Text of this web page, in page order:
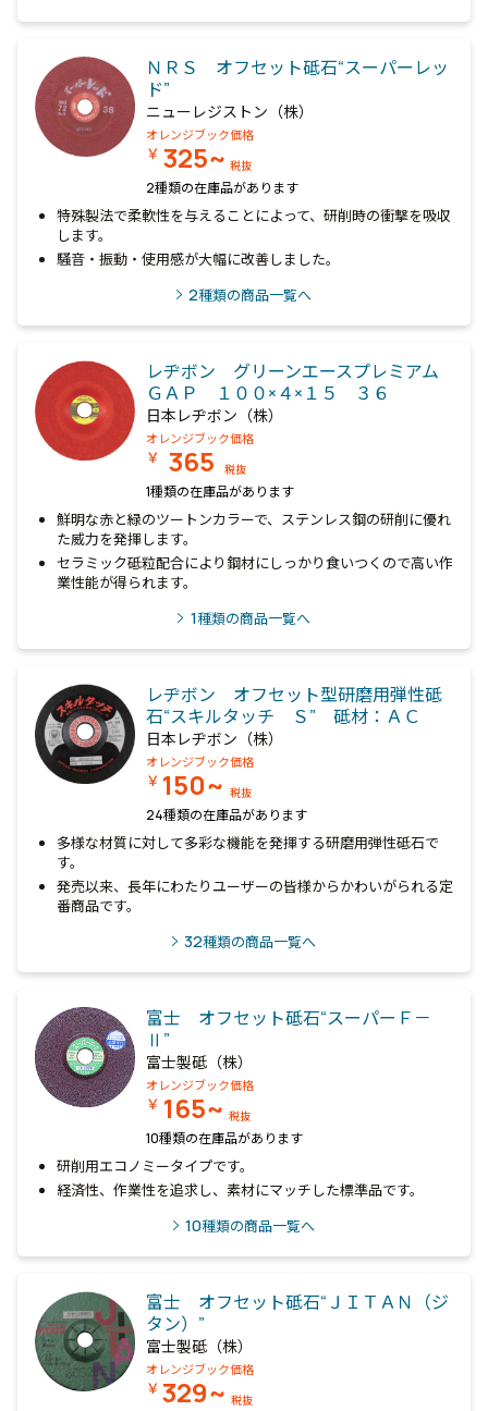
ＮＲＳ オフセット砥石“スーパーレッ
ド”
ニューレジストン（株）
オレンジブック価格
￥ 325~ 税抜
2種類の在庫品があります
特殊製法で柔軟性を与えることによって、研削時の衝撃を吸収
します。
騒音・振動・使用感が大幅に改善しました。
2種類の商品一覧へ
レヂボン グリーンエースプレミアム
ＧＡＰ １００×４×１５ ３６
日本レヂボン（株）
オレンジブック価格
￥ 365 税抜
1種類の在庫品があります
鮮明な赤と緑のツートンカラーで、ステンレス鋼の研削に優れ
た威力を発揮します。
セラミック砥粒配合により鋼材にしっかり食いつくので高い作
業性能が得られます。
1種類の商品一覧へ
レヂボン オフセット型研磨用弾性砥
石“スキルタッチ Ｓ” 砥材：ＡＣ
日本レヂボン（株）
オレンジブック価格
￥ 150~ 税抜
24種類の在庫品があります
多様な材質に対して多彩な機能を発揮する研磨用弾性砥石で
す。
発売以来、長年にわたりユーザーの皆様からかわいがられる定
番商品です。
32種類の商品一覧へ
富士 オフセット砥石“スーパーＦ－
Ⅱ”
富士製砥（株）
オレンジブック価格
￥ 165~ 税抜
10種類の在庫品があります
研削用エコノミータイプです。
経済性、作業性を追求し、素材にマッチした標準品です。
10種類の商品一覧へ
富士 オフセット砥石“ＪＩＴＡＮ（ジ
タン）”
富士製砥（株）
オレンジブック価格
￥ 329~ 税抜